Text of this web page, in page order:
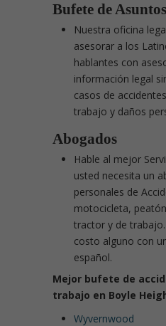
Bufete de
Nuestra oficina
asesorar a los
hablantes con
información legal
casos de
trabajo y daños
Abogados
Hable al mejor
usted necesita un
personales de
motocicleta,
tractor y de
costo alguno con
español.
Mejor bufete de
trabajo en Boyle
Wyvernwood